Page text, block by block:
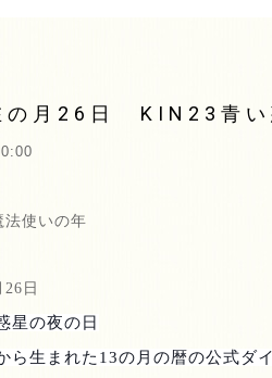
の月26日 KIN23青い
法使いの年
26 日
星の夜の日
ら生まれた 13の月の暦の公式ダ